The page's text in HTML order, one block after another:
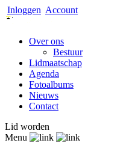
Inloggen Account
Over ons
Bestuur
Lidmaatschap
Agenda
Fotoalbums
Nieuws
Contact
Lid worden
Menu